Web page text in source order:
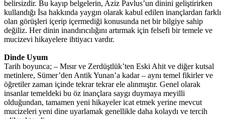
belirsizdir. Bu kayıp belgelerin, Aziz Pavlus’un dinini geliştirirken
kullandığı İsa hakkında yaygın olarak kabul edilen inançlardan farklı
olan görüşleri içerip içermediği konusunda net bir bilgiye sahip
değiliz. Her dinin inandırıcılığını artırmak için felsefi bir temele ve
mucizevi hikayelere ihtiyacı vardır.
Dinde Uyum
Tarih boyunca; – Mısır ve Zerdüştlük’ten Eski Ahit ve diğer kutsal
metinlere, Sümer’den Antik Yunan’a kadar – aynı temel fikirler ve
öğretiler zaman içinde tekrar tekrar ele alınmıştır. Genel olarak
insanlar temeldeki bu öz inançlara saygı duymaya meyilli
olduğundan, tamamen yeni hikayeler icat etmek yerine mevcut
mucizeleri yeni dine uyarlamak genellikle daha kolaydı ve tercih